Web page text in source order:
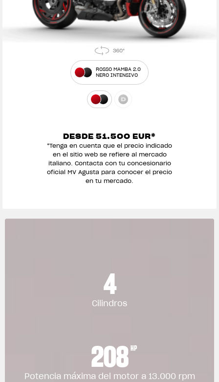
DESDE 51.500 EUR*
ROSSO MAMBA 2.0
NERO INTENSIVO
*Tenga en cuenta que el precio indicado
en el sitio web se refiere al mercado
italiano. Contacta con tu concesionario
oficial MV Agusta para conocer el precio
en tu mercado.
4
Cilindros
208 HP
Potencia máxima del motor a 13.000 rpm